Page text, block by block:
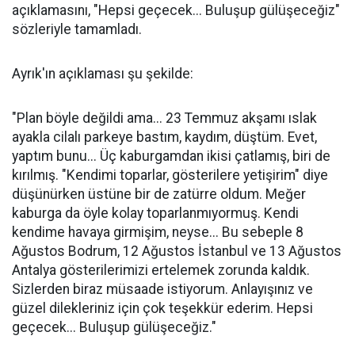
açıklamasını, "Hepsi geçecek... Buluşup gülüşeceğiz"
sözleriyle tamamladı.
Ayrık'ın açıklaması şu şekilde:
"Plan böyle değildi ama... 23 Temmuz akşamı ıslak
ayakla cilalı parkeye bastım, kaydım, düştüm. Evet,
yaptım bunu... Üç kaburgamdan ikisi çatlamış, biri de
kırılmış. "Kendimi toparlar, gösterilere yetişirim" diye
düşünürken üstüne bir de zatürre oldum. Meğer
kaburga da öyle kolay toparlanmıyormuş. Kendi
kendime havaya girmişim, neyse... Bu sebeple 8
Ağustos Bodrum, 12 Ağustos İstanbul ve 13 Ağustos
Antalya gösterilerimizi ertelemek zorunda kaldık.
Sizlerden biraz müsaade istiyorum. Anlayışınız ve
güzel dilekleriniz için çok teşekkür ederim. Hepsi
geçecek... Buluşup gülüşeceğiz."